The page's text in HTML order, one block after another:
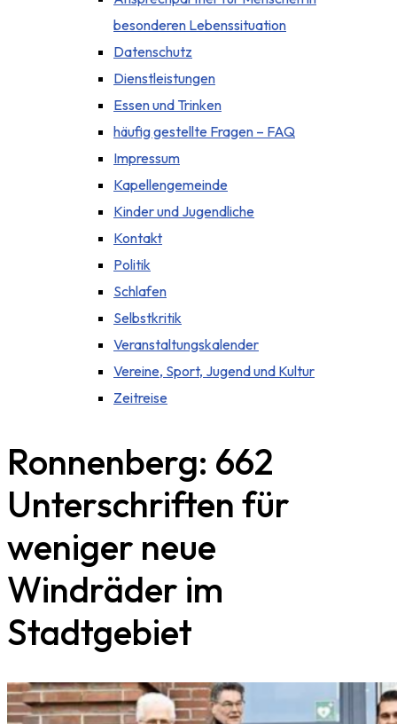
besonderen Lebenssituation
Datenschutz
Dienstleistungen
Essen und Trinken
häufig gestellte Fragen – FAQ
Impressum
Kapellengemeinde
Kinder und Jugendliche
Kontakt
Politik
Schlafen
Selbstkritik
Veranstaltungskalender
Vereine, Sport, Jugend und Kultur
Zeitreise
Ronnenberg: 662
Unterschriften für
weniger neue
Windräder im
Stadtgebiet